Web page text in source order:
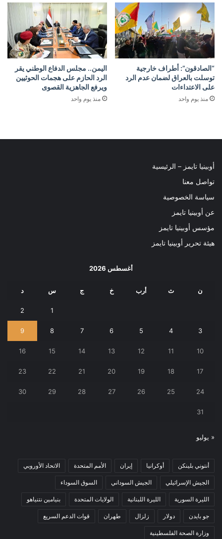
“الصادقون”: أطراف خارجية
توسلت بالعراق لضمان عدم الرد
على الاعتداءات
منذ يوم واحد
اليمن.. مجلس الدفاع الوطني يقر
الرد الحازم على هجمات الحوثيين
ويرفع الجاهزية القصوى
منذ يوم واحد
أوبينيا تايمز – الرئيسية
تواصل معنا
سياسة الخصوصية
عن أوبينيا تايمز
مؤسس أوبينيا تايمز
هيئة تحرير أوبينيا تايمز
أغسطس 2026
ن ث أرب خ ج س د
1
2
3
4
5
6
7
8
9
10
11
12
13
14
15
16
17
18
19
20
21
22
23
24
25
26
27
28
29
30
31
« يوليو
أنتوني بلينكن أوكرانيا إيران الأمم المتحدة الاتحاد الأوروبي
الجيش الإسرائيلي الجيش السوداني السوق السوداء
الليرة السورية الليرة اللبنانية الولايات المتحدة بنيامين نتنياهو
جو بايدن دولار زلزال طهران قوات الدعم السريع
وزارة الصحة الفلسطينية